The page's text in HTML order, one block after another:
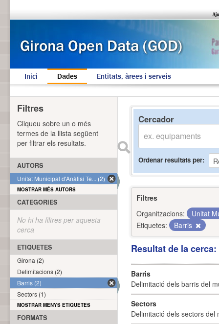
Inici Dades Entitats, àrees i serveis
Cercador
Ordenar resultats per
Filtres
Organitzacions:
Unitat
Etiquetes:
Barris
Resultat de la
Barris
Delimitació dels barris del
Sectors
Delimitació dels sectors del
Filtres
Cliqueu sobre un o més
termes de la llista següent
per filtrar els resultats.
AUTORS
Unitat Municipal d'Anàlisi Te... (2)
MOSTRAR MÉS AUTORS
CATEGORIES
No hi ha filtres per aquesta
cerca
ETIQUETES
Girona (2)
Delimitacions (2)
Barris (2)
Sectors (1)
MOSTRAR MENYS ETIQUETES
FORMATS